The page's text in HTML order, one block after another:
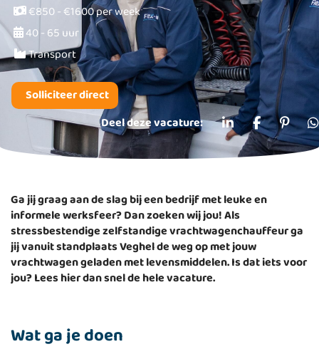
€850 - €1600 per week
40 - 65 uur
Transport
Deel deze vacature:
Ga jij graag aan de slag bij een bedrijf met leuke en
informele werksfeer? Dan zoeken wij jou! Als
stressbestendige zelfstandige vrachtwagenchauffeur ga
jij vanuit standplaats Veghel de weg op met jouw
vrachtwagen geladen met levensmiddelen. Is dat iets voor
jou? Lees hier dan snel de hele vacature.
Wat ga je doen